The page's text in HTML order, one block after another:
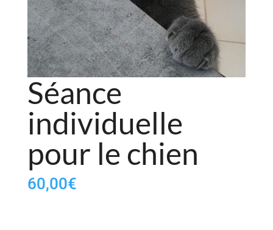
Séance
individuelle
pour le chien
60,00€